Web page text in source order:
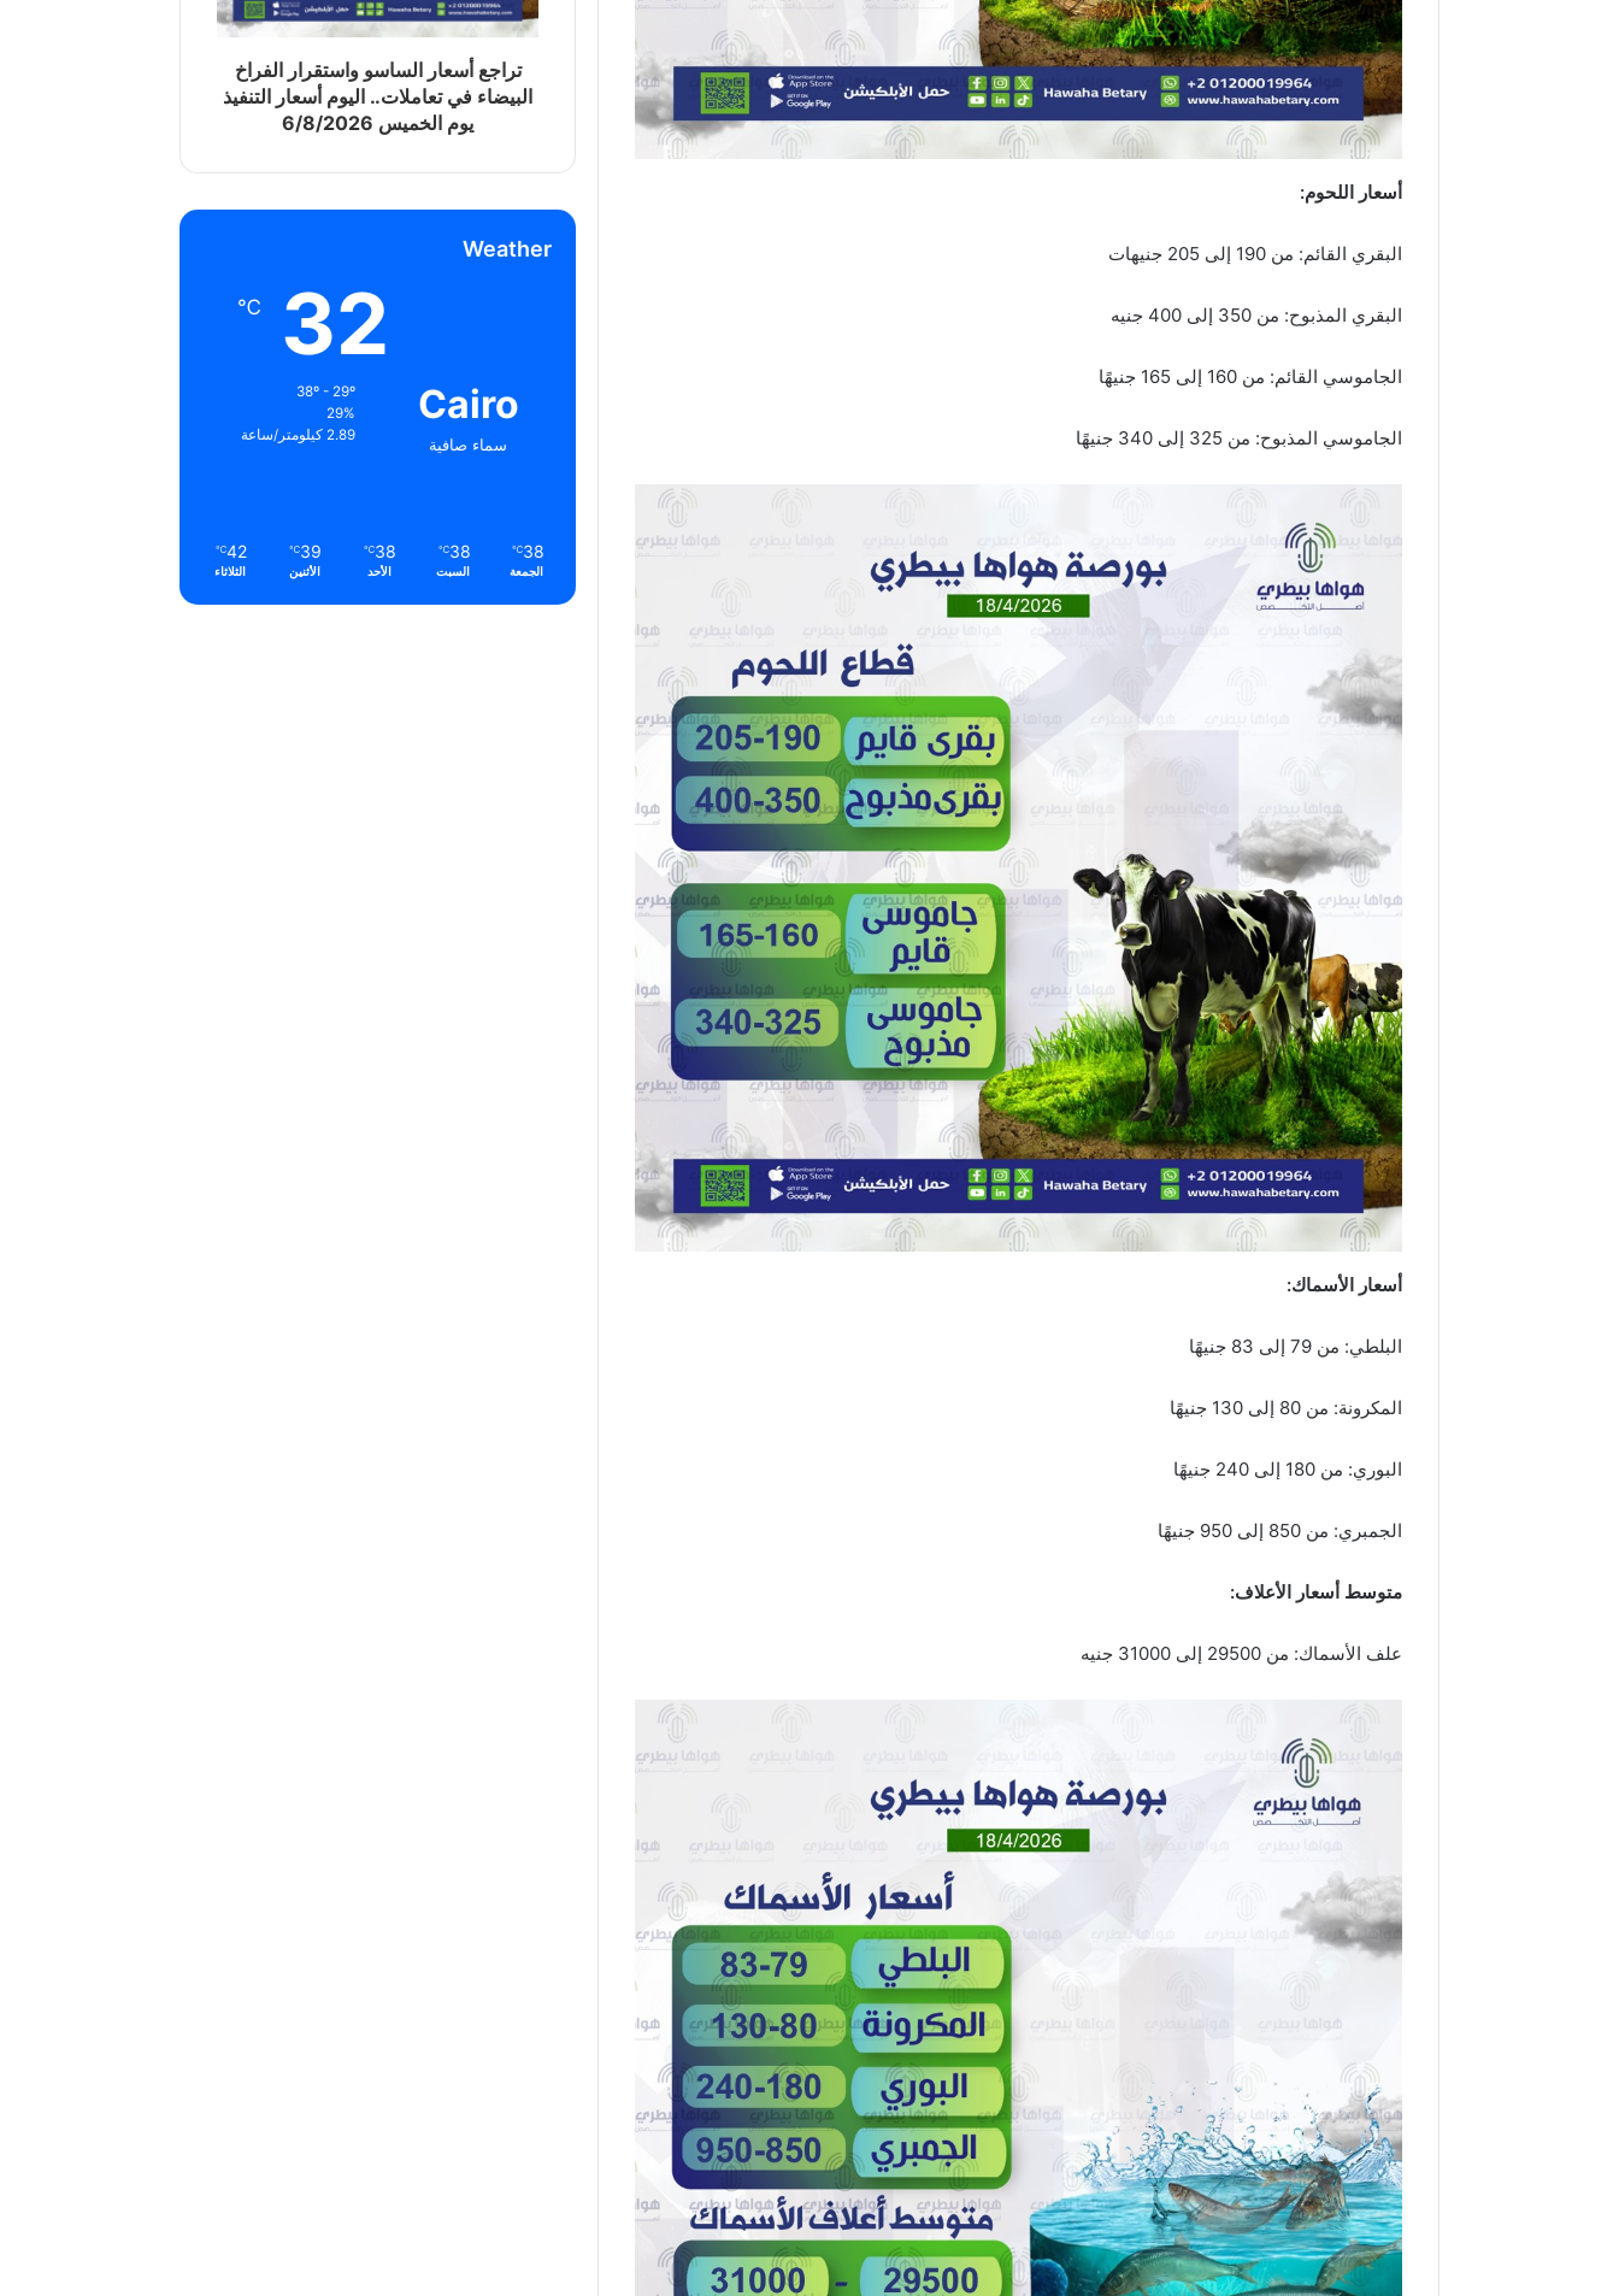
أسعار اللحوم:
البقري القائم: من 190 إلى 205 جنيهات
البقري المذبوح: من 350 إلى 400 جنيه
الجاموسي القائم: من 160 إلى 165 جنيهًا
الجاموسي المذبوح: من 325 إلى 340 جنيهًا
أسعار الأسماك:
البلطي: من 79 إلى 83 جنيهًا
المكرونة: من 80 إلى 130 جنيهًا
البوري: من 180 إلى 240 جنيهًا
الجمبري: من 850 إلى 950 جنيهًا
متوسط أسعار الأعلاف:
علف الأسماك: من 29500 إلى 31000 جنيه
تراجع أسعار الساسو واستقرار الفراخ
البيضاء في تعاملات.. اليوم أسعار التنفيذ
يوم الخميس 6/8/2026
Weather
Cairo
سماء صافية
32
℃
38º - 29º
29%
2.89 كيلومتر/ساعة
38
℃
الجمعة
38
℃
السبت
38
℃
الأحد
39
℃
الأثنين
42
℃
الثلاثاء